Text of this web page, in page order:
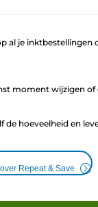
al je
moment wijzigen of
de hoeveelheid en
Repeat & Save